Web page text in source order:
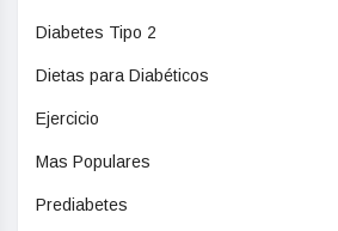
Diabetes Tipo 2
Dietas para Diabéticos
Ejercicio
Mas Populares
Prediabetes